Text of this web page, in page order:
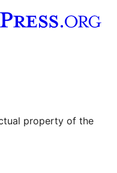
property of the